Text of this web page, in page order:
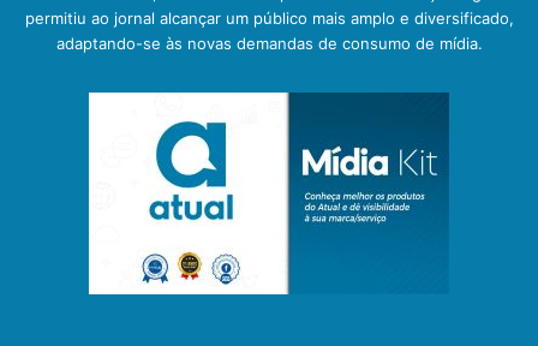
permitiu ao jornal alcançar um público mais amplo e diversificado,
adaptando-se às novas demandas de consumo de mídia.